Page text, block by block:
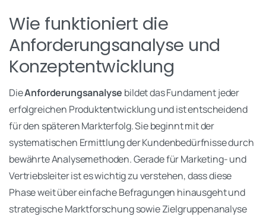
Wie funktioniert die
Anforderungsanalyse und
Konzeptentwicklung
DieAnforderungsanalyse bildet das Fundament jeder
erfolgreichen Produktentwicklung und ist entscheidend
für den späteren Markterfolg. Sie beginnt mit der
systematischen Ermittlung der Kundenbedürfnisse durch
bewährte Analysemethoden. Gerade für Marketing- und
Vertriebsleiter ist es wichtig zu verstehen, dass diese
Phase weit über einfache Befragungen hinausgeht und
strategische Marktforschung sowie Zielgruppenanalyse